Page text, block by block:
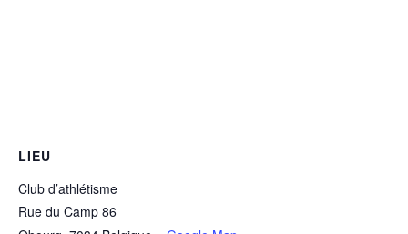
LIEU
Club d’athlétisme
Rue du Camp 86